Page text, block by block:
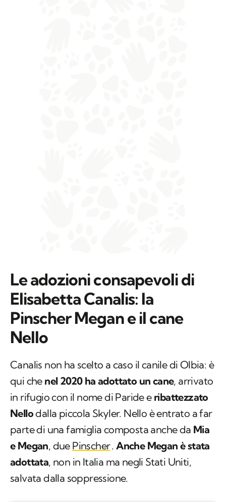
Le adozioni consapevoli di
Elisabetta Canalis: la
Pinscher Megan e il cane
Nello
Canalis non ha scelto a caso il canile di Olbia: è
qui che nel 2020 ha adottato un cane, arrivato
in rifugio con il nome di Paride e ribattezzato
Nellodalla piccola Skyler. Nello è entrato a far
parte di una famiglia composta anche da Mia
e Megan, due Pinscher.Anche Megan è stata
adottata, non in Italia ma negli Stati Uniti,
salvata dalla soppressione.